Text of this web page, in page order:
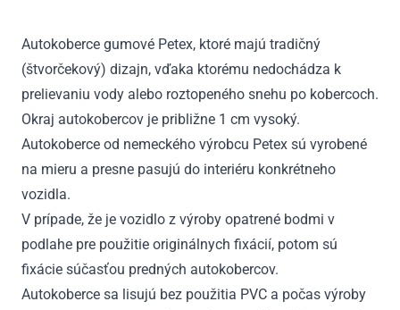
Autokoberce gumové Petex, ktoré majú tradičný
(štvorčekový) dizajn, vďaka ktorému nedochádza k
prelievaniu vody alebo roztopeného snehu po kobercoch.
Okraj autokobercov je približne 1 cm vysoký.
Autokoberce od nemeckého výrobcu Petex sú vyrobené
na mieru a presne pasujú do interiéru konkrétneho
vozidla.
V prípade, že je vozidlo z výroby opatrené bodmi v
podlahe pre použitie originálnych fixácií, potom sú
fixácie súčasťou predných autokobercov.
Autokoberce sa lisujú bez použitia PVC a počas výroby